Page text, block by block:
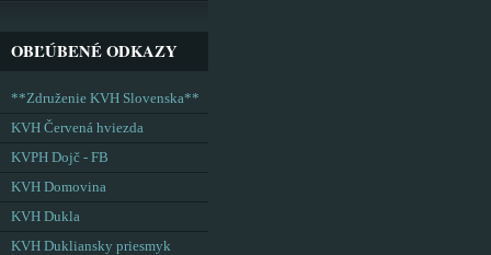
OBĽÚBENÉ ODKAZY
**Združenie KVH Slovenska**
KVH Červená hviezda
KVPH Dojč - FB
KVH Domovina
KVH Dukla
KVH Dukliansky priesmyk